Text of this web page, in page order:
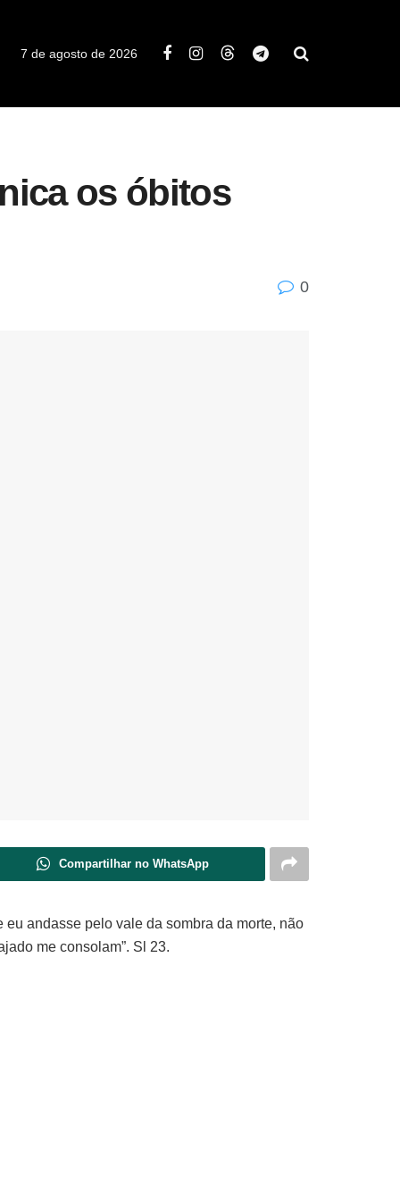
7 de agosto de 2026
os óbitos
0
Compartilhar no WhatsApp
andasse pelo vale da sombra da morte, não
me consolam”. Sl 23.